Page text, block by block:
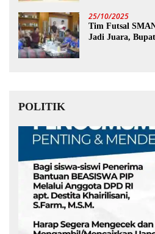
25/10/2025
Tim Futsal
Jadi Juara,
POLITIK